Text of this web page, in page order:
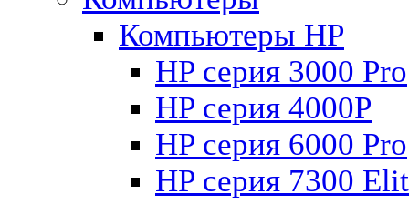
Компьютеры HP
HP серия 3000 Pro
HP серия 4000P
HP серия 6000 Pro
HP серия 7300